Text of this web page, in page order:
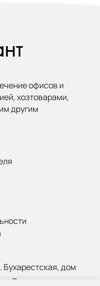
офисов и
хозтоварами,
другим
Бухарестская, дом
Д